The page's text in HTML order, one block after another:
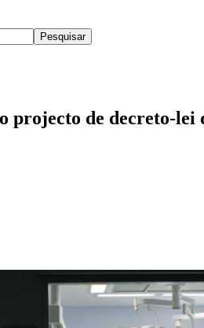
Pesquisar
de decreto-lei